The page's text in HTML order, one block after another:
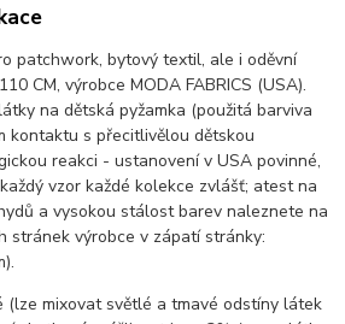
patchwork, bytový textil, ale i oděvní
CM, výrobce MODA FABRICS (USA).
na dětská pyžamka (použitá barviva
kontaktu s přecitlivělou dětskou
reakci - ustanovení v USA povinné,
vzor každé kolekce zvlášť; atest na
a vysokou stálost barev naleznete na
stránek výrobce v zápatí stránky:
(lze mixovat světlé a tmavé odstíny látek